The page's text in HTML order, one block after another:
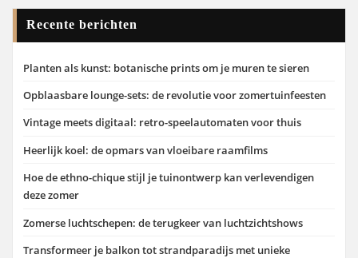
Recente berichten
Planten als kunst: botanische prints om je muren te sieren
Opblaasbare lounge-sets: de revolutie voor zomertuinfeesten
Vintage meets digitaal: retro-speelautomaten voor thuis
Heerlijk koel: de opmars van vloeibare raamfilms
Hoe de ethno-chique stijl je tuinontwerp kan verlevendigen
deze zomer
Zomerse luchtschepen: de terugkeer van luchtzichtshows
Transformeer je balkon tot strandparadijs met unieke